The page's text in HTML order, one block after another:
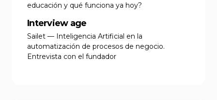
educación y qué funciona ya hoy?
Interview age
Sailet — Inteligencia Artificial en la
automatización de procesos de negocio.
Entrevista con el fundador